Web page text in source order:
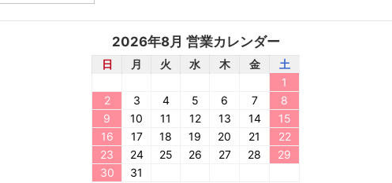
2026年8月 営業カレンダー
日 月 火 水 木 金
土
1
2
3 4 5 6 7
8
9
10 11 12 13 14
15
16
17 18 19 20 21
22
23
24 25 26 27 28
29
30
31